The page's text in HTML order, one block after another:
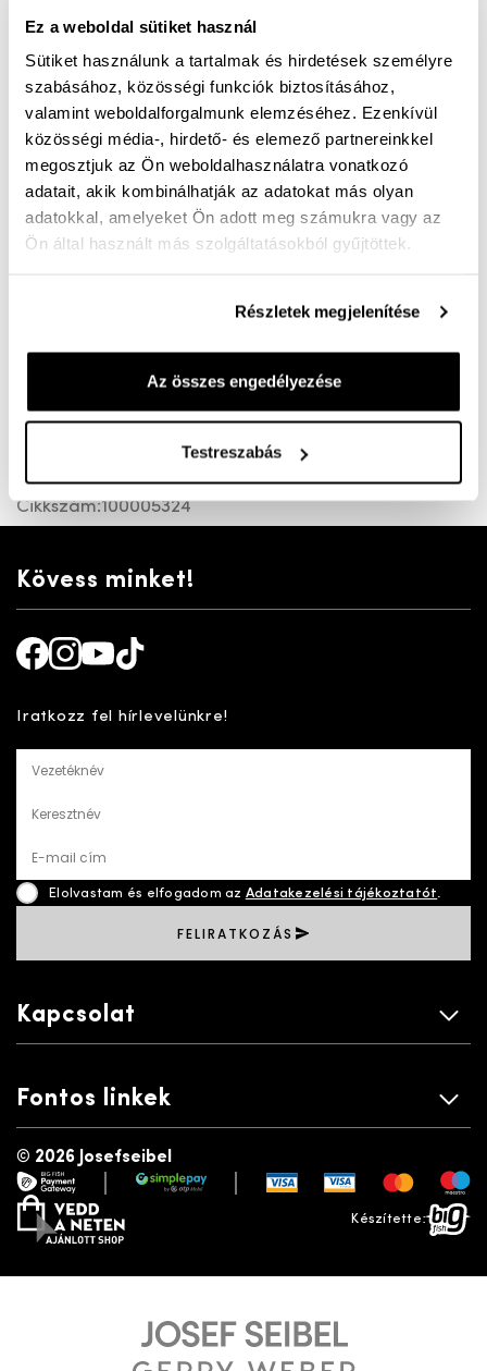
Ez a weboldal sütiket használ
Sütiket használunk a tartalmak és hirdetések személyre
szabásához, közösségi funkciók biztosításához,
valamint weboldalforgalmunk elemzéséhez. Ezenkívül
közösségi média-, hirdető- és elemező partnereinkkel
megosztjuk az Ön weboldalhasználatra vonatkozó
adatait, akik kombinálhatják az adatokat más olyan
adatokkal, amelyeket Ön adott meg számukra vagy az
Ön által használt más szolgáltatásokból gyűjtöttek.
Részletek megjelenítése
Az összes engedélyezése
Testreszabás
36 39
KOSÁRBA
Mérettáblázat
Nincs a méretedben?
Szállítási idő:
Cikkszám:100005324
Kövess minket!
Iratkozz fel hírlevelünkre!
Vezetéknév
Keresztnév
E-mail cím
Elolvastam és elfogadom az Adatakezelési tájékoztatót.
FELIRATKOZÁS
Kapcsolat
Fontos linkek
© 2026 Josefseibel
payment gatewaysimplepay
vedd a neten
Készítette:bigfish